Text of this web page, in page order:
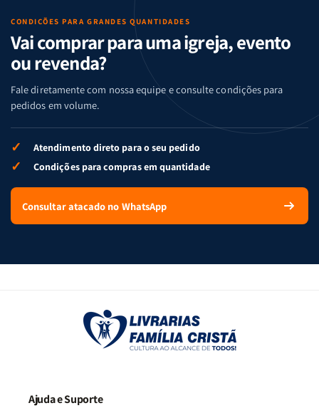
CONDIÇÕES PARA GRANDES QUANTIDADES
Vai comprar para uma igreja, evento
ou revenda?
Fale diretamente com nossa equipe e consulte condições para
pedidos em volume.
✓ Atendimento direto para o seu pedido
✓ Condições para compras em quantidade
Consultar atacado no WhatsApp
Ajuda e Suporte